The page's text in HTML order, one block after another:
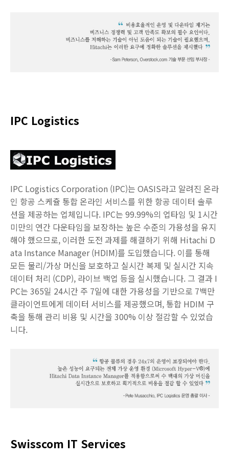
IPC Logistics
IPC Logistics Corporation (IPC)는 OASIS라고 알려진 온라
인 항공 스케쥴 통합 온라인 서비스를 위한 항공 데이터 솔루
션을 제공하는 업체입니다. IPC는 99.99%의 업타임 및 1시간
미만의 연간 다운타임을 보장하는 높은 수준의 가용성을 유지
해야 했으므로, 이러한 도전 과제를 해결하기 위해 Hitachi D
ata Instance Manager (HDIM)를 도입했습니다. 이를 통해
모든 물리/가상 머신을 보호하고 실시간 복제 및 실시간 지속
데이터 처리 (CDP), 라이브 백업 등을 실시했습니다. 그 결과 I
PC는 365일 24시간 주 7일에 대한 가용성을 기반으로 7백만
클라이언트에게 데이터 서비스를 제공했으며, 통합 HDIM 구
축을 통해 관리 비용 및 시간을 300% 이상 절감할 수 있었습
니다.
Swisscom IT Services